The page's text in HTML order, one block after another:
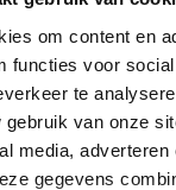
om content en
functies voor
te
gebruik van onze
media, adverteren
gegevens
Wat zou
de weemoedige
op de
ook irritatie
overvliegende
telefoons. Welke
wat was er toen